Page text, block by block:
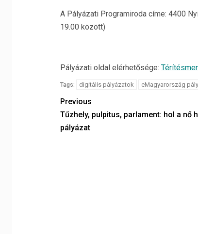
A Pályázati Programiroda címe: 4400
19.00 között)
Pályázati oldal elérhetősége:
Tags: digitális pályázatok eMagyarország
Previous
Tűzhely, pulpitus, parlament: hol a nő
pályázat